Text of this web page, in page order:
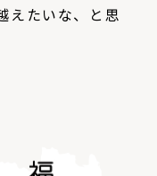
えたいな、と思